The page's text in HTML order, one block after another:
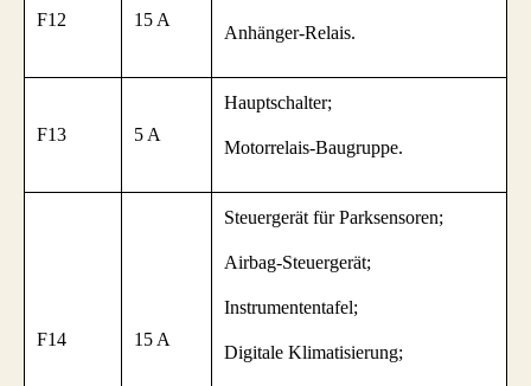
F12 15 A
Anhänger-Relais.
F13 5 A
Hauptschalter;
Motorrelais-Baugruppe.
F14 15 A
Steuergerät für Parksensoren;
Airbag-Steuergerät;
Instrumententafel;
Digitale Klimatisierung;